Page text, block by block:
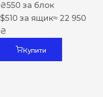
₴550 за блок
$510 за ящик≈ 22 950
₴
Купити